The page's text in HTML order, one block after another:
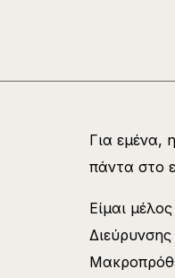
Για εμένα,
πάντα στο
Είμαι
Διεύρυνσης